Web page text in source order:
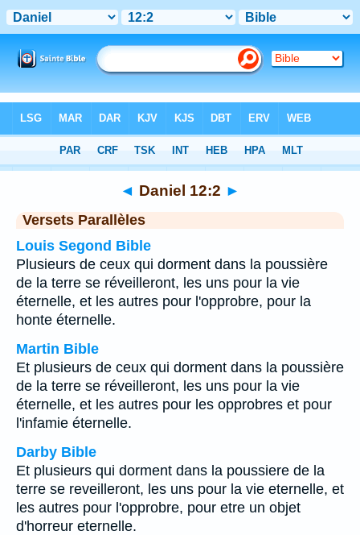
Chapitre 12> Verset 2
◄ Daniel 12:2 ►
Versets Parallèles
Louis Segond Bible
Plusieurs de ceux qui dorment dans la poussière
de la terre se réveilleront, les uns pour la vie
éternelle, et les autres pour l'opprobre, pour la
honte éternelle.
Martin Bible
Et plusieurs de ceux qui dorment dans la poussière
de la terre se réveilleront, les uns pour la vie
éternelle, et les autres pour les opprobres et pour
l'infamie éternelle.
Darby Bible
Et plusieurs qui dorment dans la poussiere de la
terre se reveilleront, les uns pour la vie eternelle, et
les autres pour l'opprobre, pour etre un objet
d'horreur eternelle.